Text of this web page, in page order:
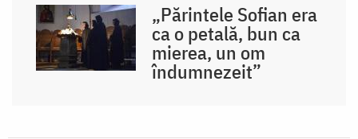
„Părintele Sofian era
ca o petală, bun ca
mierea, un om
îndumnezeit”